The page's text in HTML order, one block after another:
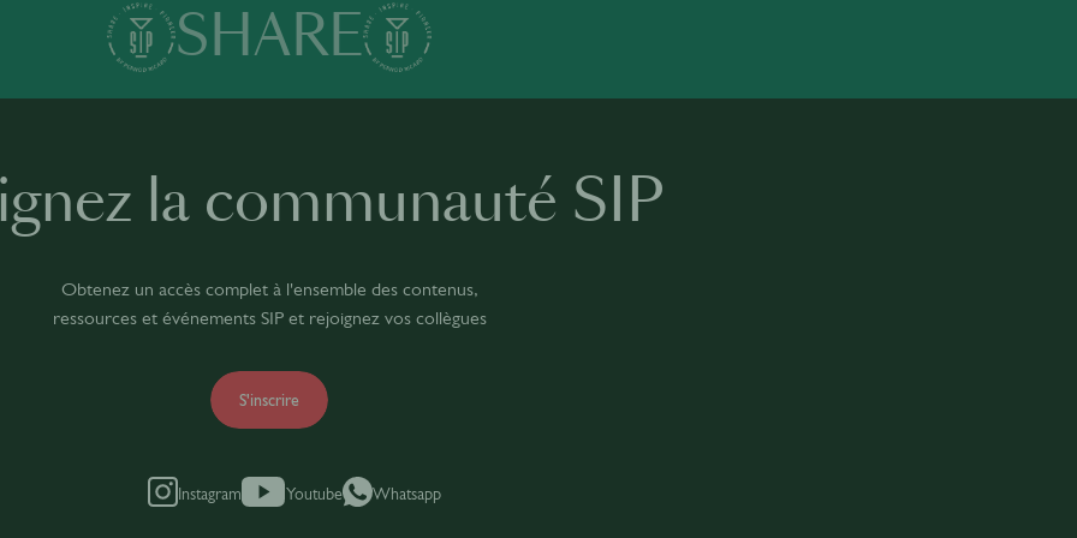
SHARE
la communauté SIP
Obtenez un accès complet à l'ensemble des contenus,
ressources et événements SIP et rejoignez vos collègues
S'inscrire
Instagram Youtube Whatsapp